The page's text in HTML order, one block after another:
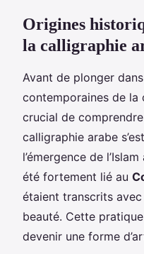
Origines
la calligraphie
Avant de plonger
contemporaines de la
crucial de
calligraphie arabe
l’émergence de
été fortement lié au
étaient transcrits
beauté. Cette
devenir une forme